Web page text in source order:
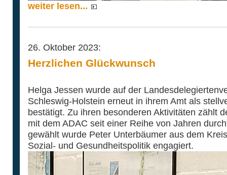
weiter lesen...
26. Oktober 2023:
Herzlichen Glückwunsch
Helga Jessen wurde auf der
Schleswig-Holstein erneut in ihrem Amt als
bestätigt. Zu ihren besonderen Aktivitäten zählt
mit dem ADAC seit einer Reihe von Jahren
gewählt wurde Peter Unterbäumer aus dem
Sozial- und Gesundheitspolitik engagiert.